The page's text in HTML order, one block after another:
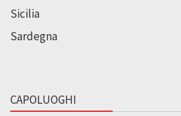
Sicilia
Sardegna
CAPOLUOGHI